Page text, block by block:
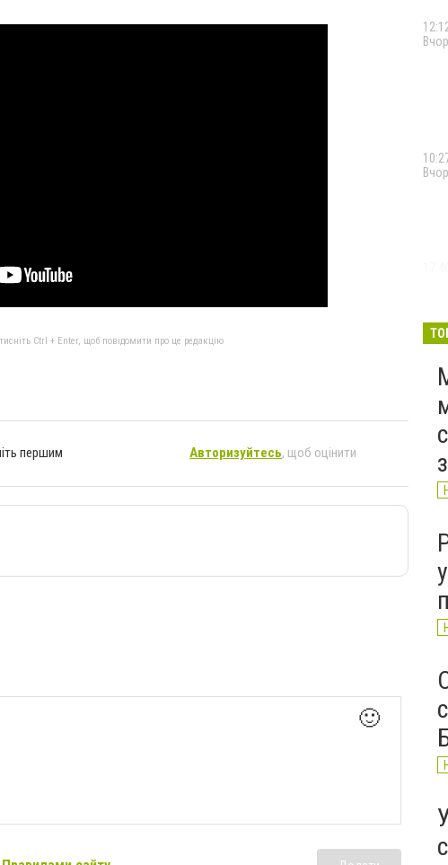
Ctrl + Enter, щоб повідомити про це редакцію
першим Авторизуйтесь, щоб оцінити
🙂